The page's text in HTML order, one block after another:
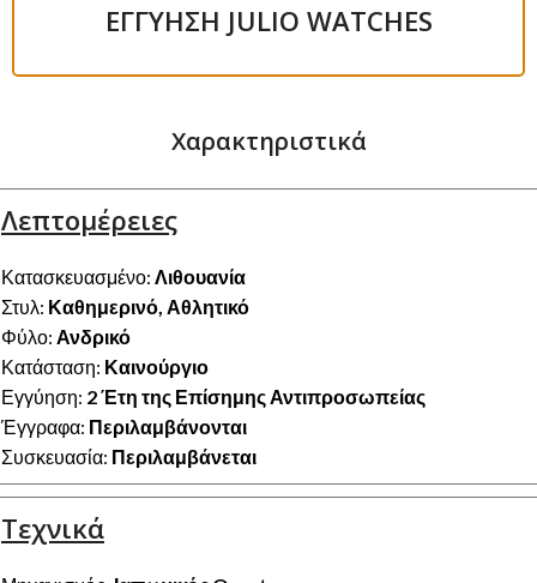
ΕΓΓΥΗΣΗ JULIO WATCHES
Χαρακτηριστικά
Λεπτομέρειες
Κατασκευασμένο: Λιθουανία
Στυλ: Καθημερινό, Αθλητικό
Φύλο: Ανδρικό
Κατάσταση: Καινούργιο
Εγγύηση: 2 Έτη της Επίσημης Αντιπροσωπείας
Έγγραφα: Περιλαμβάνονται
Συσκευασία: Περιλαμβάνεται
Τεχνικά